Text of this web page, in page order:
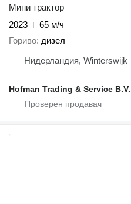
Мини трактор
2023
65 м/ч
Гориво дизел
Нидерландия, Winterswijk
Hofman Trading & Service B.V.